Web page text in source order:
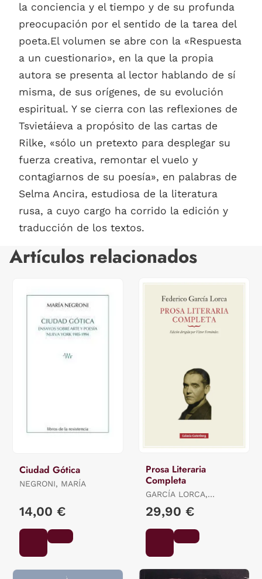
la conciencia y el tiempo y de su profunda
preocupación por el sentido de la tarea del
poeta.El volumen se abre con la «Respuesta
a un cuestionario», en la que la propia
autora se presenta al lector hablando de sí
misma, de sus orígenes, de su evolución
espiritual. Y se cierra con las reflexiones de
Tsvietáieva a propósito de las cartas de
Rilke, «sólo un pretexto para desplegar su
fuerza creativa, remontar el vuelo y
contagiarnos de su poesía», en palabras de
Selma Ancira, estudiosa de la literatura
rusa, a cuyo cargo ha corrido la edición y
traducción de los textos.
Artículos relacionados
Ciudad Gótica
NEGRONI, MARÍA
14,00 €
Prosa Literaria
Completa
GARCÍA LORCA,
29,90 €